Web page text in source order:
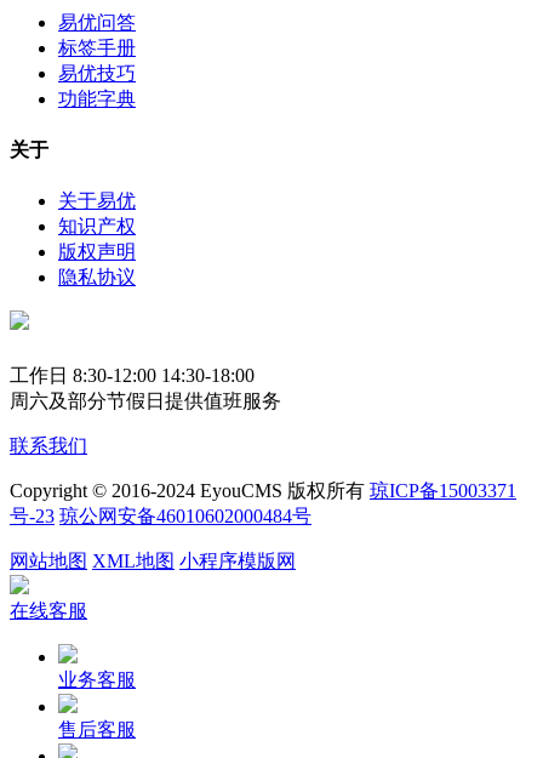
易优问答
标签手册
易优技巧
功能字典
关于
关于易优
知识产权
版权声明
隐私协议
工作日 8:30-12:00 14:30-18:00
周六及部分节假日提供值班服务
联系我们
Copyright © 2016-2024 EyouCMS 版权所有 琼ICP备15003371
号-23 琼公网安备46010602000484号
网站地图 XML地图 小程序模版网
在线客服
业务客服
售后客服